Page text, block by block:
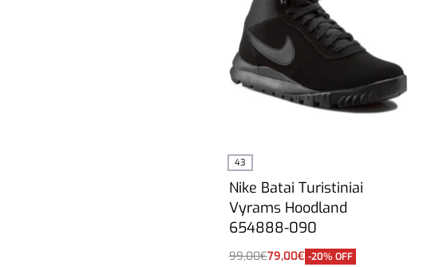
43
Nike Batai Turistiniai
Vyrams Hoodland
654888-090
99,00€79,00€ -20% OFF